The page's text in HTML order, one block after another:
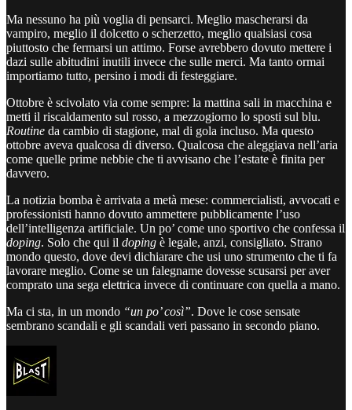
Ma nessuno ha più voglia di pensarci. Meglio mascherarsi da
vampiro, meglio il dolcetto o scherzetto, meglio qualsiasi cosa
piuttosto che fermarsi un attimo. Forse avrebbero dovuto mettere i
dazi sulle abitudini inutili invece che sulle merci. Ma tanto ormai
importiamo tutto, persino i modi di festeggiare.
Ottobre è scivolato via come sempre: la mattina sali in macchina e
metti il riscaldamento sul rosso, a mezzogiorno lo sposti sul blu.
Routine da cambio di stagione, mal di gola incluso. Ma questo
ottobre aveva qualcosa di diverso. Qualcosa che aleggiava nell’aria
come quelle prime nebbie che ti avvisano che l’estate è finita per
davvero.
La notizia bomba è arrivata a metà mese: commercialisti, avvocati e
professionisti hanno dovuto ammettere pubblicamente l’uso
dell’intelligenza artificiale. Un po’ come uno sportivo che confessa il
doping. Solo che qui il doping è legale, anzi, consigliato. Strano
mondo questo, dove devi dichiarare che usi uno strumento che ti fa
lavorare meglio. Come se un falegname dovesse scusarsi per aver
comprato una sega elettrica invece di continuare con quella a mano.
Ma ci sta, in un mondo “un po’ così”. Dove le cose sensate
sembrano scandali e gli scandali veri passano in secondo piano.